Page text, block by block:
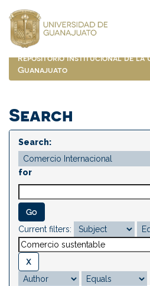
navigation
Repositorio Institucional de la
Guanajuato
Search
Search:
for
Current filters: